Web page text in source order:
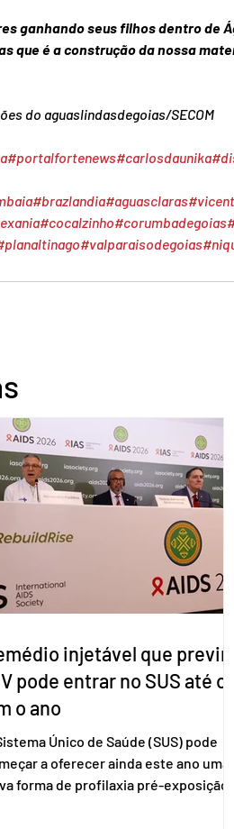
ganhando seus filhos dentro de
que é a construção da nossa
do aguaslindasdegoias/SECOM
#portalfortenews#carlosdaunika
#brazlandia#aguasclaras
#cocalzinho#corumbadegoias
#valparaisodegoias
injetável que previne
pode entrar no SUS até o
o ano
Único de Saúde (SUS) pode
a oferecer ainda este ano uma
forma de profilaxia pré-exposição